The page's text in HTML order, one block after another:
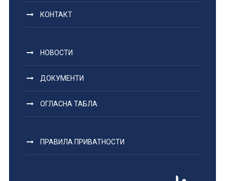
КОНТАКТ
НОВОСТИ
ДОКУМЕНТИ
ОГЛАСНА ТАБЛА
ПРАВИЛА ПРИВАТНОСТИ